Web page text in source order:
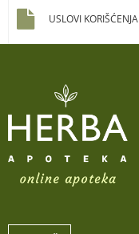
USLOVI KORIŠĆENJA